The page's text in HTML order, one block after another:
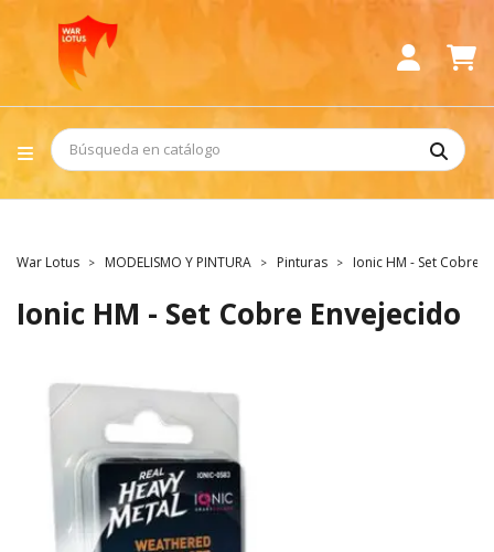
War Lotus MODELISMO Y PINTURA Pinturas Ionic HM - Set Cobre
Ionic HM - Set Cobre Envejecido